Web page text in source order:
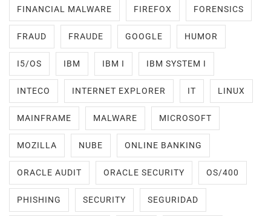
FINANCIAL MALWARE FIREFOX FORENSICS
FRAUD FRAUDE GOOGLE HUMOR
I5/OS IBM IBM I IBM SYSTEM I
INTECO INTERNET EXPLORER IT LINUX
MAINFRAME MALWARE MICROSOFT
MOZILLA NUBE ONLINE BANKING
ORACLE AUDIT ORACLE SECURITY OS/400
PHISHING SECURITY SEGURIDAD